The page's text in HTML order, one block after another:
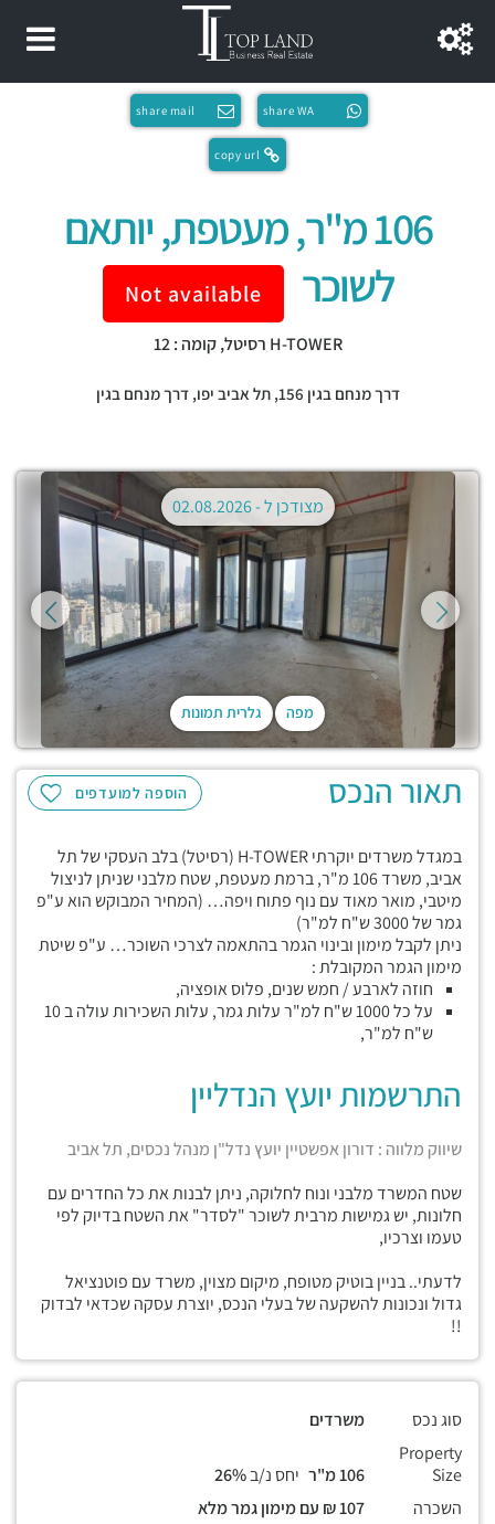
share WA
share mail
copy url
106 מ"ר, מעטפת, יותאם
לשוכר
Not available
H-TOWER רסיטל, קומה : 12
דרך מנחם בגין 156, תל אביב יפו,דרך מנחם בגין
מפה גלרית תמונות
מצודכן ל -02.08.2026
הוספה למועדפים תאור הנכס
במגדל משרדים יוקרתי H-TOWER (רסיטל) בלב העסקי של תל
אביב, משרד 106 מ"ר, ברמת מעטפת, שטח מלבני שניתן לניצול
מיטבי, מואר מאוד עם נוף פתוח ויפה… (המחיר המבוקש הוא ע"פ
גמר של 3000 ש"ח למ"ר)
ניתן לקבל מימון ובינוי הגמר בהתאמה לצרכי השוכר… ע"פ שיטת
מימון הגמר המקובלת :
חוזה לארבע / חמש שנים, פלוס אופציה,
על כל 1000 ש"ח למ"ר עלות גמר, עלות השכירות עולה ב 10
ש"ח למ"ר,
התרשמות יועץ הנדליין
שיווק מלווה : דורון אפשטיין יועץ נדל"ן מנהל נכסים, תל אביב
שטח המשרד מלבני ונוח לחלוקה, ניתן לבנות את כל החדרים עם
חלונות, יש גמישות מרבית לשוכר "לסדר" את השטח בדיוק לפי
טעמו וצרכיו,
לדעתי.. בניין בוטיק מטופח, מיקום מצוין, משרד עם פוטנציאל
גדול ונכונות להשקעה של בעלי הנכס, יוצרת עסקה שכדאי לבדוק
!!
סוג נכס
משרדים
Property
Size
יחס נ/ב
השכרה